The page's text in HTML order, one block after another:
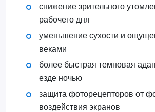
снижение зрительного
рабочего дня
уменьшение сухости и
веками
более быстрая темновая
езде ночью
защита фоторецепторов от
воздействия экранов